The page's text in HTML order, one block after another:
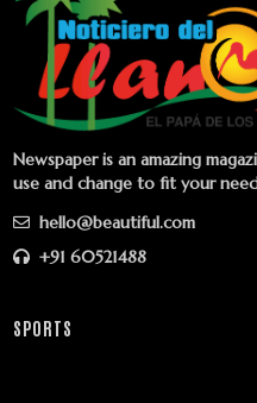
Newspaper is an amazing
use and change to fit your
hello@beautiful.com
+91 60521488
SPORTS